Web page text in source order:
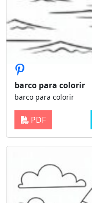
barco para colorir
barco para colorir
PDF